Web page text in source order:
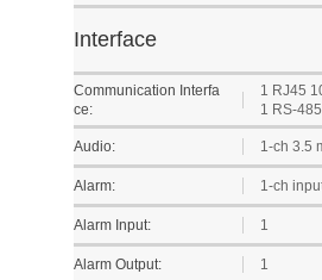
Interface
Communication Interfa
ce:
1 RJ45
1 RS-
Audio: 1-ch 3.5
Alarm: 1-ch
Alarm Input: 1
Alarm Output: 1